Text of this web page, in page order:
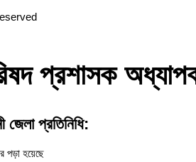
প্রশাসক
জেলা প্রতিনিধি:
পড়া হয়েছে